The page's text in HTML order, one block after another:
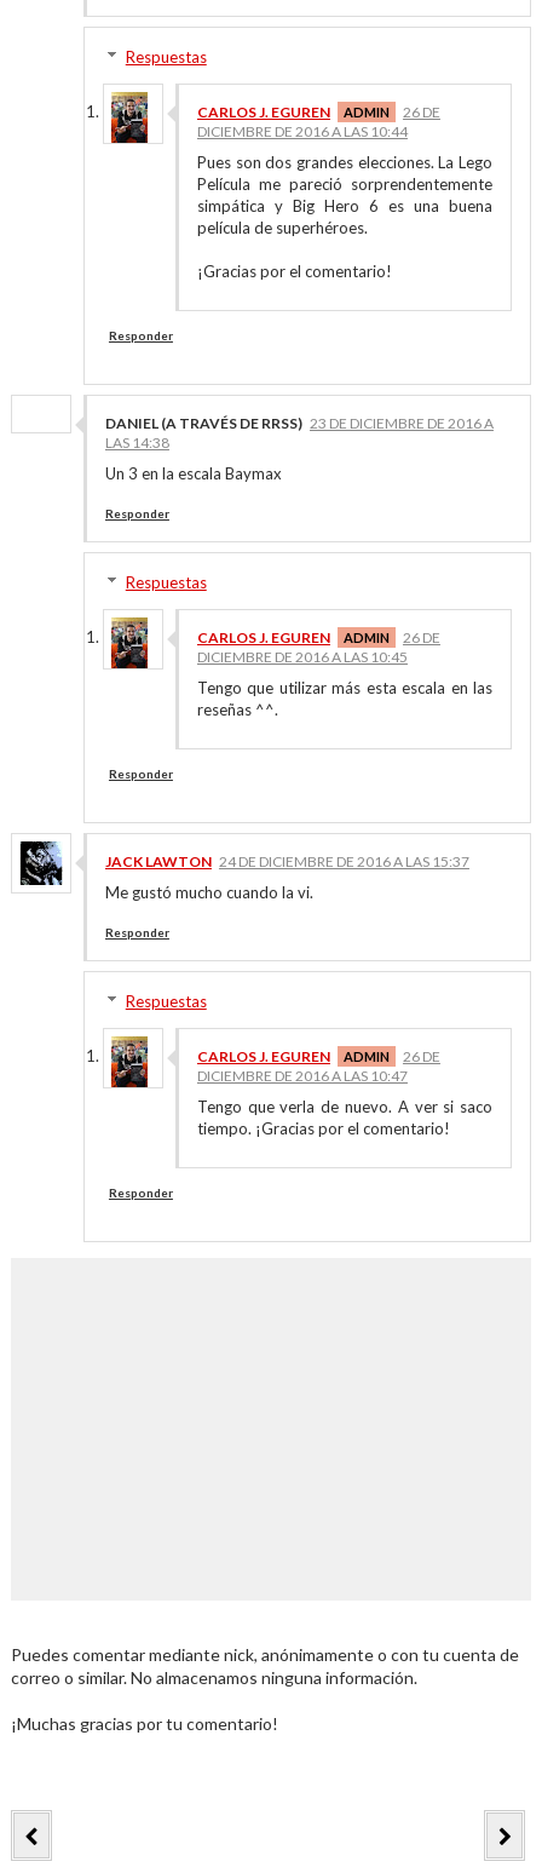
Respuestas
CARLOS J. EGUREN
26 DE
DICIEMBRE DE 2016 A LAS 10:44
Pues son dos grandes elecciones. La Lego
Película me pareció sorprendentemente
simpática y Big Hero 6 es una buena
película de superhéroes.
¡Gracias por el comentario!
Responder
DANIEL (A TRAVÉS DE RRSS) 23 DE DICIEMBRE DE 2016 A
LAS 14:38
Un 3 en la escala Baymax
Responder
Respuestas
CARLOS J. EGUREN
26 DE
DICIEMBRE DE 2016 A LAS 10:45
Tengo que utilizar más esta escala en las
reseñas ^^.
Responder
JACK LAWTON 24 DE DICIEMBRE DE 2016 A LAS 15:37
Me gustó mucho cuando la vi.
Responder
Respuestas
CARLOS J. EGUREN
26 DE
DICIEMBRE DE 2016 A LAS 10:47
Tengo que verla de nuevo. A ver si saco
tiempo. ¡Gracias por el comentario!
Responder
Puedes comentar mediante nick, anónimamente o con tu cuenta de
correo o similar. No almacenamos ninguna información.
¡Muchas gracias por tu comentario!